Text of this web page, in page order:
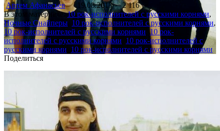
Артем Афанасьев 19.08.2013
2 116
В этом материале:10 рок-исполнителей с русскими корнями,
Ночные Снайперы 10 рок-исполнителей с русскими корнями,
10 рок-исполнителей с русскими корнями ,10 рок-
исполнителей с русскими корнями 10 рок-исполнителей с
русскими корнями 10 рок-исполнителей с русскими корнями
Поделиться